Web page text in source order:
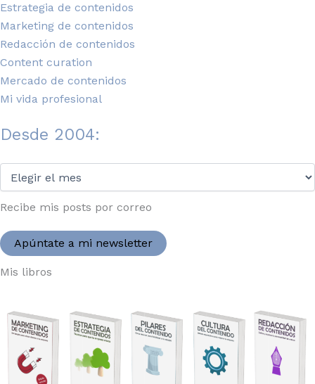
Estrategia de contenidos
Marketing de contenidos
Redacción de contenidos
Content curation
Mercado de contenidos
Mi vida profesional
Desde 2004:
2004:
Recibe mis posts por correo
Apúntate a mi newsletter
Mis libros